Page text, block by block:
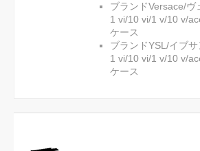
ブランドVersace/
1 vi/10 vi/1 v/10 v/
ケース
ブランドYSL/イブ
1 vi/10 vi/1 v/10 v/
ケース